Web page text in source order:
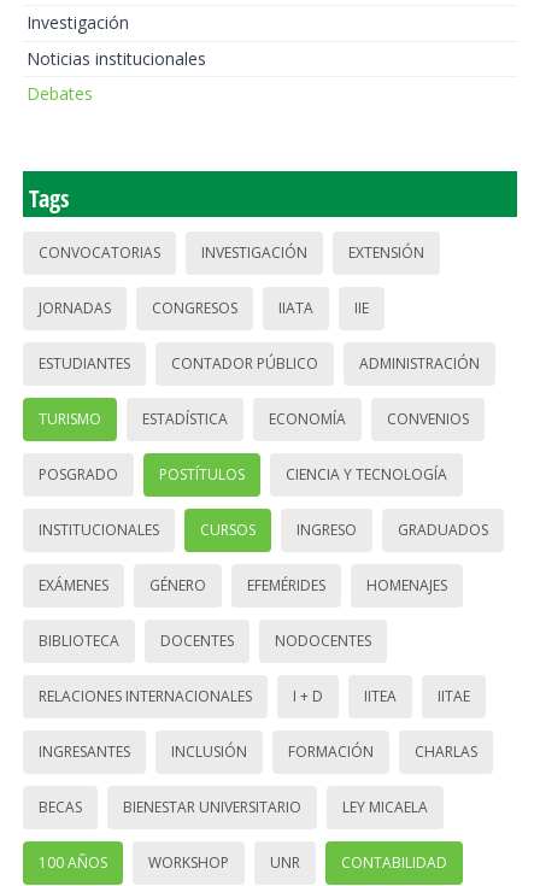
Investigación
Noticias institucionales
Debates
Tags
CONVOCATORIAS INVESTIGACIÓN EXTENSIÓN
JORNADAS CONGRESOS IIATA IIE
ESTUDIANTES CONTADOR PÚBLICO ADMINISTRACIÓN
TURISMO ESTADÍSTICA ECONOMÍA CONVENIOS
POSGRADO POSTÍTULOS CIENCIA Y TECNOLOGÍA
INSTITUCIONALES CURSOS INGRESO GRADUADOS
EXÁMENES GÉNERO EFEMÉRIDES HOMENAJES
BIBLIOTECA DOCENTES NODOCENTES
RELACIONES INTERNACIONALES I + D IITEA IITAE
INGRESANTES INCLUSIÓN FORMACIÓN CHARLAS
BECAS BIENESTAR UNIVERSITARIO LEY MICAELA
100 AÑOS WORKSHOP UNR CONTABILIDAD